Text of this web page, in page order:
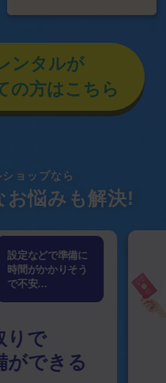
ンタルが
の方はこちら
ョップなら
悩みも解決!
設定などで準備に
時間がかかりそう
で不安…
りで
ができる